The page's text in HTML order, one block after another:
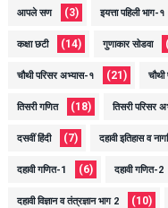
आपले सण (3) इयत्ता पहिली भाग-१
कक्षा छटी (14) गुणाकार सोडवा
चौथी परिसर अभ्यास-१ (21)
तिसरी गणित (18) तिसरी परिसर
दसवीं हिंदी (7) दहावी इतिहास व
दहावी गणित-1 (6) दहावी गणित-2
दहावी विज्ञान व तंत्रज्ञान भाग 2 (10)